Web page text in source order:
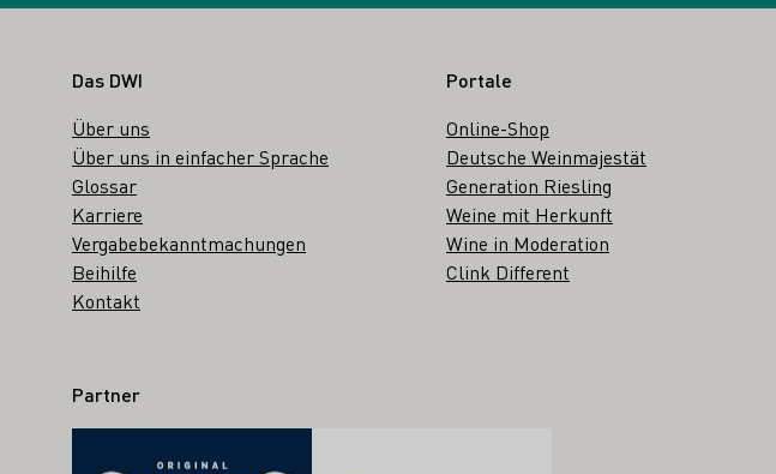
Fußbereich
Das DWI
Über uns
Über uns in einfacher Sprache
Glossar
Karriere
Vergabebekanntmachungen
Beihilfe
Kontakt
Portale
Online-Shop
Deutsche Weinmajestät
Generation Riesling
Weine mit Herkunft
Wine in Moderation
Clink Different
Partner